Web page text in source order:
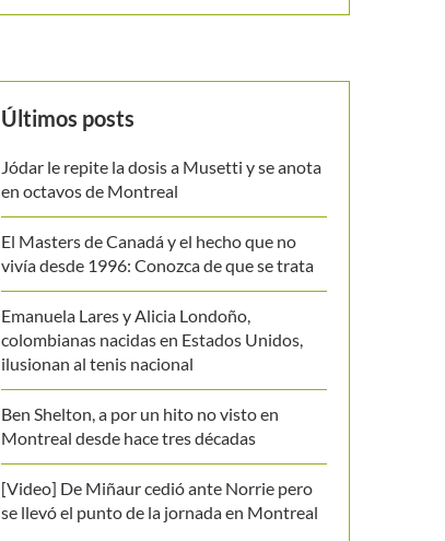
Últimos posts
Jódar le repite la dosis a Musetti y se anota
en octavos de Montreal
El Masters de Canadá y el hecho que no
vivía desde 1996: Conozca de que se trata
Emanuela Lares y Alicia Londoño,
colombianas nacidas en Estados Unidos,
ilusionan al tenis nacional
Ben Shelton, a por un hito no visto en
Montreal desde hace tres décadas
[Video] De Miñaur cedió ante Norrie pero
se llevó el punto de la jornada en Montreal